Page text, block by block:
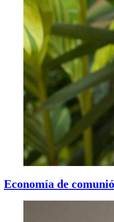
Economía de